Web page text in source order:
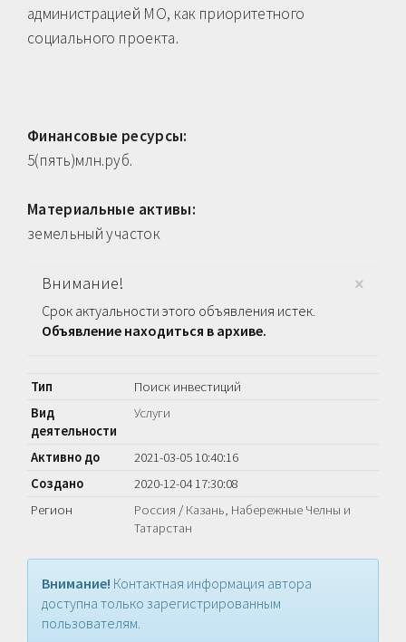
администрацией МО, как приоритетного
социального проекта.
Финансовые ресурсы:
5(пять)млн.руб.
Материальные активы:
земельный участок
×
Внимание!
Срок актуальности этого объявления истек.
Объявление находиться в архиве.
Тип
Поиск инвестиций
Вид
деятельности
Услуги
Активно до
2021-03-05 10:40:16
Создано
2020-12-04 17:30:08
Регион
Россия / Казань, Набережные Челны и
Татарстан
Внимание! Контактная информация автора
доступна только зарегистрированным
пользователям.